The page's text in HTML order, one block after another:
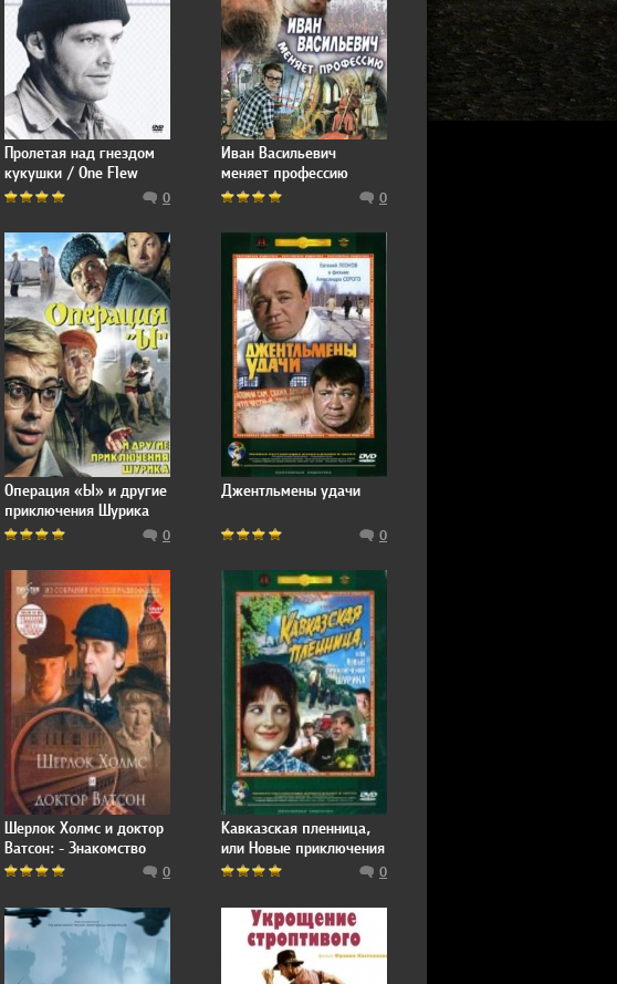
Пролетая над гнездом
кукушки / One Flew
Over the Cuckoo's Nest 0
Иван Васильевич
меняет профессию
0
Операция «Ы» и другие
приключения Шурика
0
Джентльмены удачи
0
Шерлок Холмс и доктор
Ватсон: - Знакомство
0
Кавказская пленница,
или Новые приключения
Шурика
0